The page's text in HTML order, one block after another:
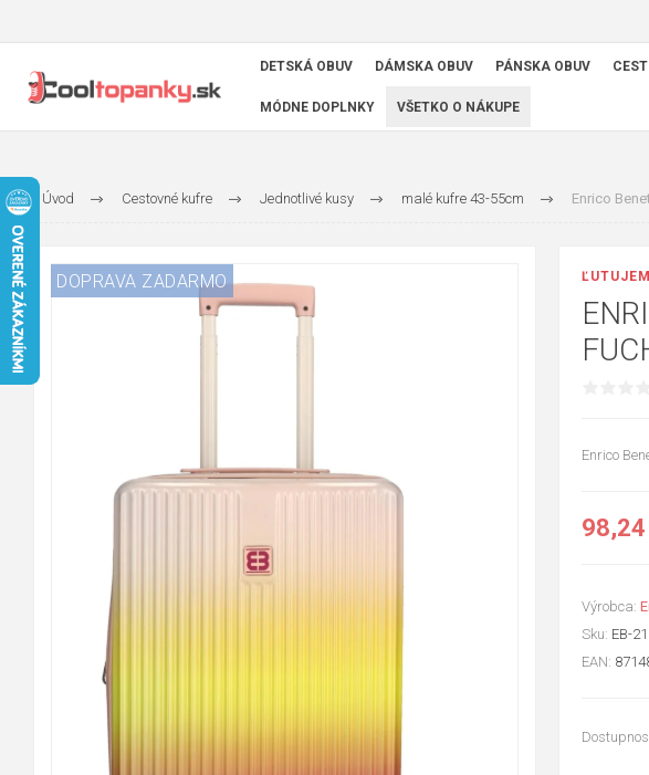
DETSKÁ OBUV DÁMSKA OBUV PÁNSKA OBUV
MÓDNE DOPLNKY VŠETKO O NÁKUPE
Úvod Cestovné kufre Jednotlivé kusy malé kufre 43-55cm Enrico
DOPRAVA ZADARMO
Enrico
98,24
Výrobca:
Sku: EB-
EAN: